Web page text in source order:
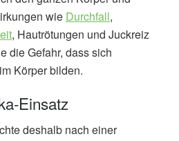
wie Durchfall,
, Hautrötungen und Juckreiz
die Gefahr, dass sich
Körper bilden.
Einsatz
deshalb nach einer